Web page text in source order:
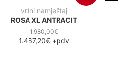
vrtni namještaj
ROSA XL ANTRACIT
1.980,00€
1.467,20€ +pdv